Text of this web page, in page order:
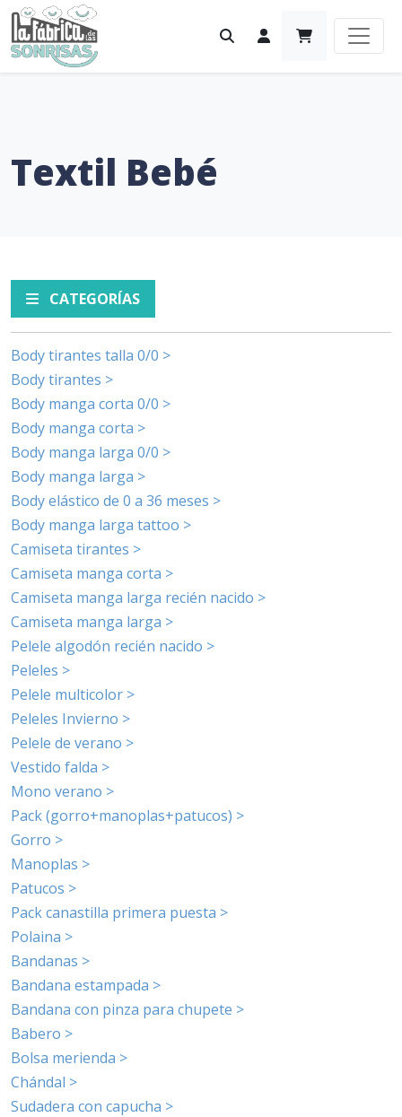
Textil Bebé
CATEGORÍAS
Body tirantes talla 0/0 >
Body tirantes >
Body manga corta 0/0 >
Body manga corta >
Body manga larga 0/0 >
Body manga larga >
Body elástico de 0 a 36 meses >
Body manga larga tattoo >
Camiseta tirantes >
Camiseta manga corta >
Camiseta manga larga recién nacido >
Camiseta manga larga >
Pelele algodón recién nacido >
Peleles >
Pelele multicolor >
Peleles Invierno >
Pelele de verano >
Vestido falda >
Mono verano >
Pack (gorro+manoplas+patucos) >
Gorro >
Manoplas >
Patucos >
Pack canastilla primera puesta >
Polaina >
Bandanas >
Bandana estampada >
Bandana con pinza para chupete >
Babero >
Bolsa merienda >
Chándal >
Sudadera con capucha >